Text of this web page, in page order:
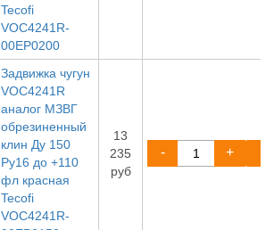
Tecofi
VOC4241R-
00EP0200
Задвижка чугун
VOC4241R
аналог МЗВГ
обрезиненный
клин Ду 150
Ру16 до +110
фл красная
Tecofi
VOC4241R-
13
235
руб
- +